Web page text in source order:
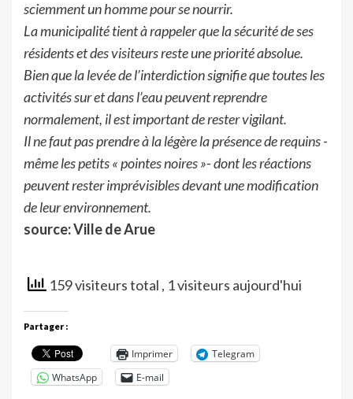
sciemment un homme pour se nourrir.
La municipalité tient à rappeler que la sécurité de ses
résidents et des visiteurs reste une priorité absolue.
Bien que la levée de l’interdiction signifie que toutes les
activités sur et dans l’eau peuvent reprendre
normalement, il est important de rester vigilant.
Il ne faut pas prendre à la légère la présence de requins -
même les petits « pointes noires »- dont les réactions
peuvent rester imprévisibles devant une modification
de leur environnement.
source: Ville de Arue
159 visiteurs total , 1 visiteurs aujourd'hui
Partager :
Imprimer
Telegram
WhatsApp
E-mail